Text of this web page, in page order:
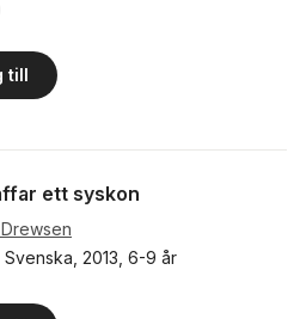
Totalt antal röster:
till
ett syskon
Svenska 2013 6-9 år